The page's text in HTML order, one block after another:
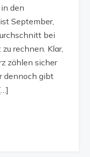
den
September,
bei
rechnen. Klar,
zählen sicher
dennoch gibt